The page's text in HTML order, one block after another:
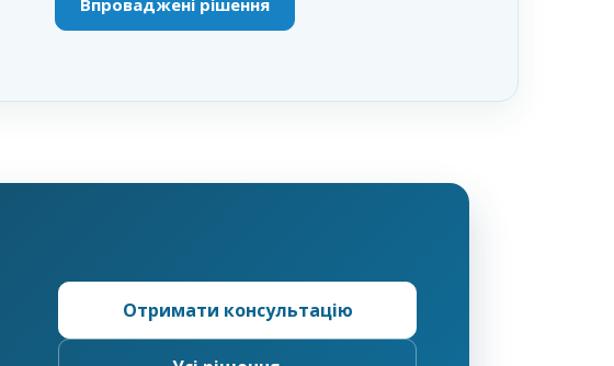
Впроваджені рішення
Отримати консультацію